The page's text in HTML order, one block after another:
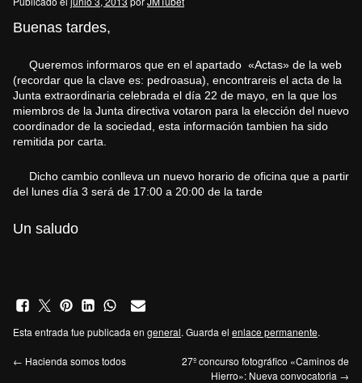
Buenas tardes,
Queremos informaros que en el apartado «Actas» de la web
(recordar que la clave es: pedroasua), encontrareis el acta de la
Junta extraordinaria celebrada el día 22 de mayo, en la que los
miembros de la Junta directiva votaron para la elección del nuevo
coordinador de la sociedad, esta información tambien ha sido
remitida por carta.
Dicho cambio conlleva un nuevo horario de oficina que a partir
del lunes día 3 será de 17:00 a 20:00 de la tarde
Un saludo
Esta entrada fue publicada en general. Guarda el enlace permanente.
← Hacienda somos todos
27º concurso fotográfico «Caminos de
Hierro»: Nueva convocatoria →